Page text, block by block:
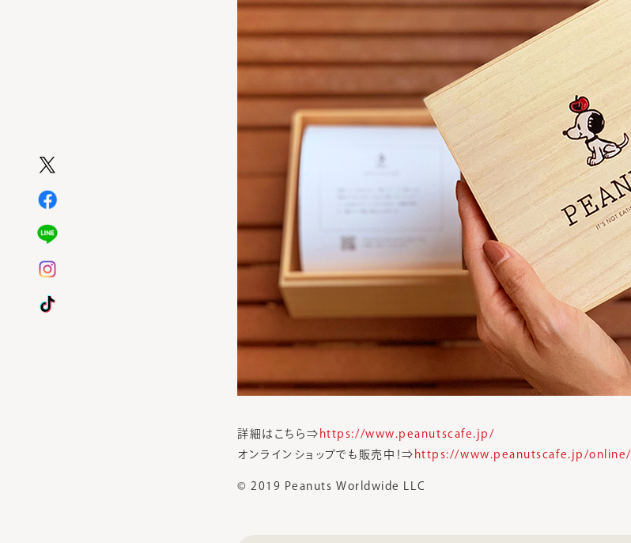
詳細はこちら⇒ https://www.peanutscafe.jp/
オンラインショップでも販売中！⇒ https://www.peanutscafe.jp/online/
© 2019 Peanuts Worldwide LLC